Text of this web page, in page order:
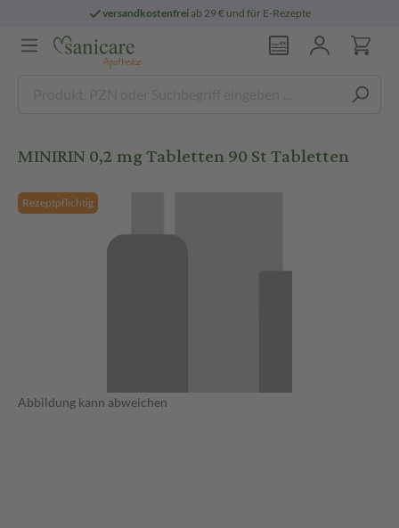
versandkostenfreiab 29 € und für E-Rezepte
MINIRIN 0,2 mg Tabletten 90 St Tabletten
Rezeptpflichtig
Abbildung kann abweichen